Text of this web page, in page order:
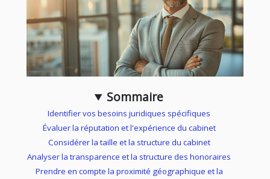
Sommaire
Identifier vos besoins juridiques spécifiques
Évaluer la réputation et l'expérience du cabinet
Considérer la taille et la structure du cabinet
Analyser la transparence et la structure des honoraires
Prendre en compte la proximité géographique et la